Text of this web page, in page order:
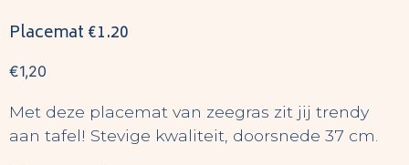
Placemat €1.20
€1,20
Met deze placemat van zeegras zit jij trendy
aan tafel! Stevige kwaliteit, doorsnede 37 cm.